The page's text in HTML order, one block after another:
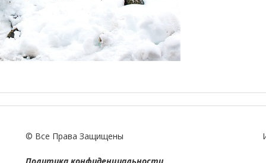
© Все Права Защищены